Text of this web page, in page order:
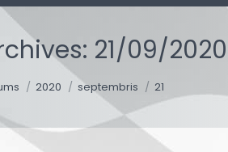
21/09/2020
2020 septembris 21